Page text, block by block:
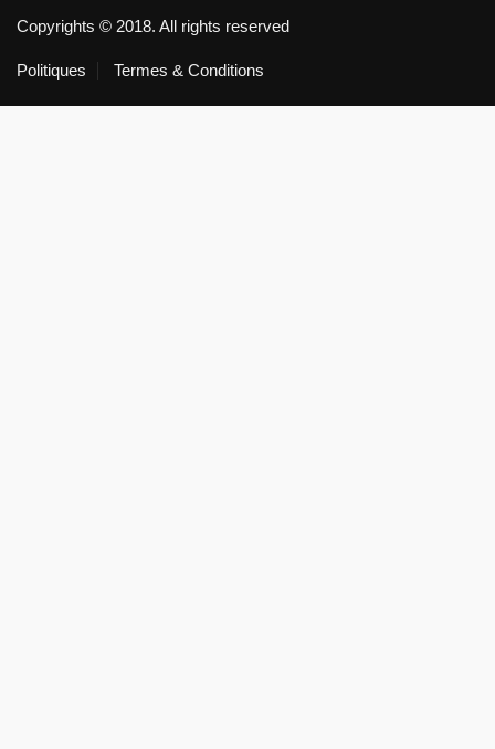
Copyrights © 2018. All rights reserved
Politiques Termes & Conditions